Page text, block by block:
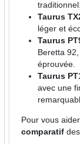
traditionnel.
Taurus
léger et
Taurus
Beretta
éprouvée.
Taurus
avec une
Pour vous
comparatif